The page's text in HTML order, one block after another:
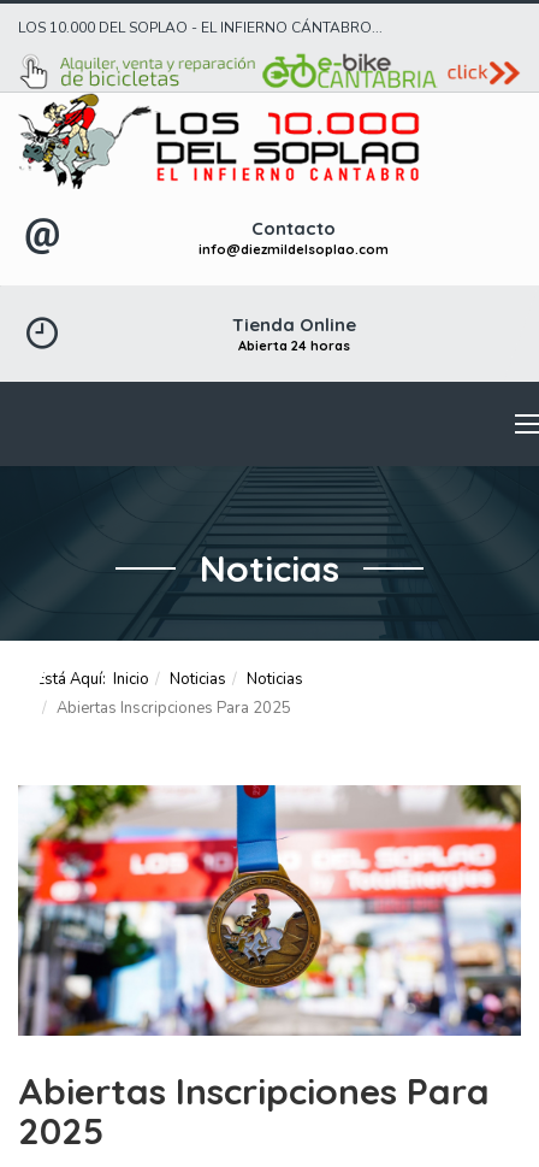
LOS 10.000 DEL SOPLAO - EL INFIERNO CÁNTABRO...
Contacto
info@diezmildelsoplao.com
Tienda Online
Abierta 24 horas
Noticias
Está Aquí: Inicio Noticias
Noticias
Abiertas Inscripciones Para 2025
Abiertas Inscripciones Para
2025